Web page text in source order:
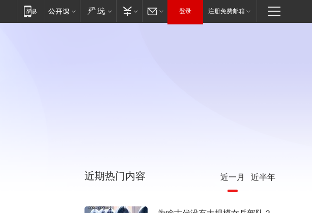
登录 注册免费邮箱
近期热门内容 近一月 近半年